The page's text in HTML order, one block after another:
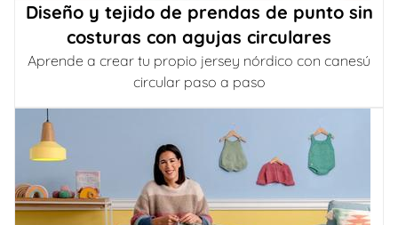
Diseño y tejido de prendas de punto sin
costuras con agujas circulares
Aprende a crear tu propio jersey nórdico con canesú
circular paso a paso